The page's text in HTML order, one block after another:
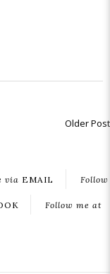
Older Post
via EMAIL Follow
Follow me at